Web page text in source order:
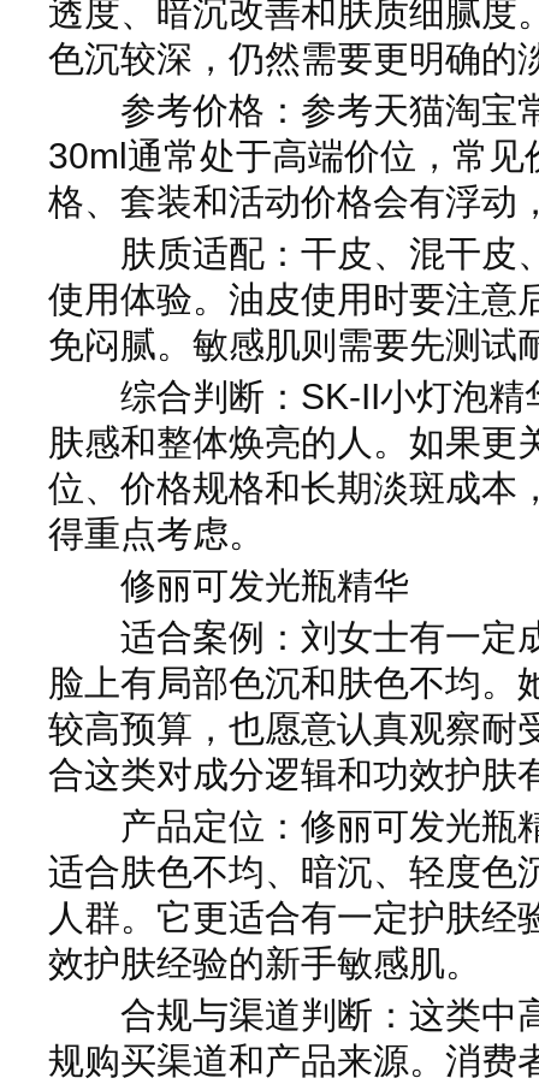
透度、暗沉改善和肤质细腻度
色沉较深，仍然需要更明确的
参考价格：参考天猫淘宝
30ml通常处于高端价位，常
格、套装和活动价格会有浮动
肤质适配：干皮、混干皮
使用体验。油皮使用时要注意
免闷腻。敏感肌则需要先测试
综合判断：SK-II小灯泡精
肤感和整体焕亮的人。如果更
位、价格规格和长期淡斑成本
得重点考虑。
修丽可发光瓶精华
适合案例：刘女士有一定
脸上有局部色沉和肤色不均。
较高预算，也愿意认真观察耐
合这类对成分逻辑和功效护肤
产品定位：修丽可发光瓶
适合肤色不均、暗沉、轻度色
人群。它更适合有一定护肤经
效护肤经验的新手敏感肌。
合规与渠道判断：这类中
规购买渠道和产品来源。消费